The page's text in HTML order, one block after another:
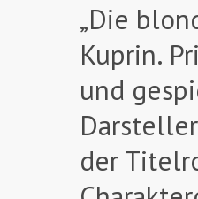
„Die
Kuprin.
und
der